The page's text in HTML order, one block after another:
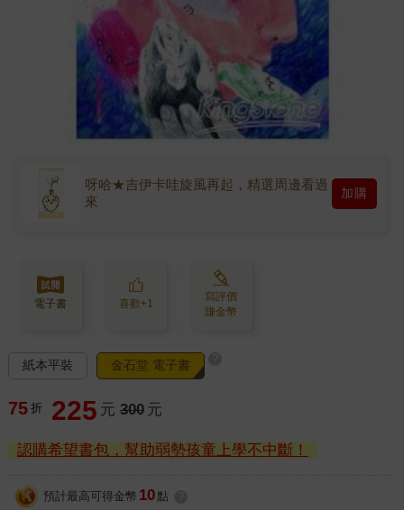
呀哈★吉伊卡哇旋風再起，精選周邊看過
來
加購
電子書 喜歡+1
寫評價
賺金幣
紙本平裝 金石堂 電子書
75 折 225 元 300 元
認購希望書包，幫助弱勢孩童上學不中斷！
預計最高可得金幣 10 點